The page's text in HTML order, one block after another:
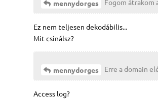
mennydorges Fogom átrakom
Ez nem teljesen dekodábilis...
Mit csinálsz?
mennydorges Erre a domain
Access log?